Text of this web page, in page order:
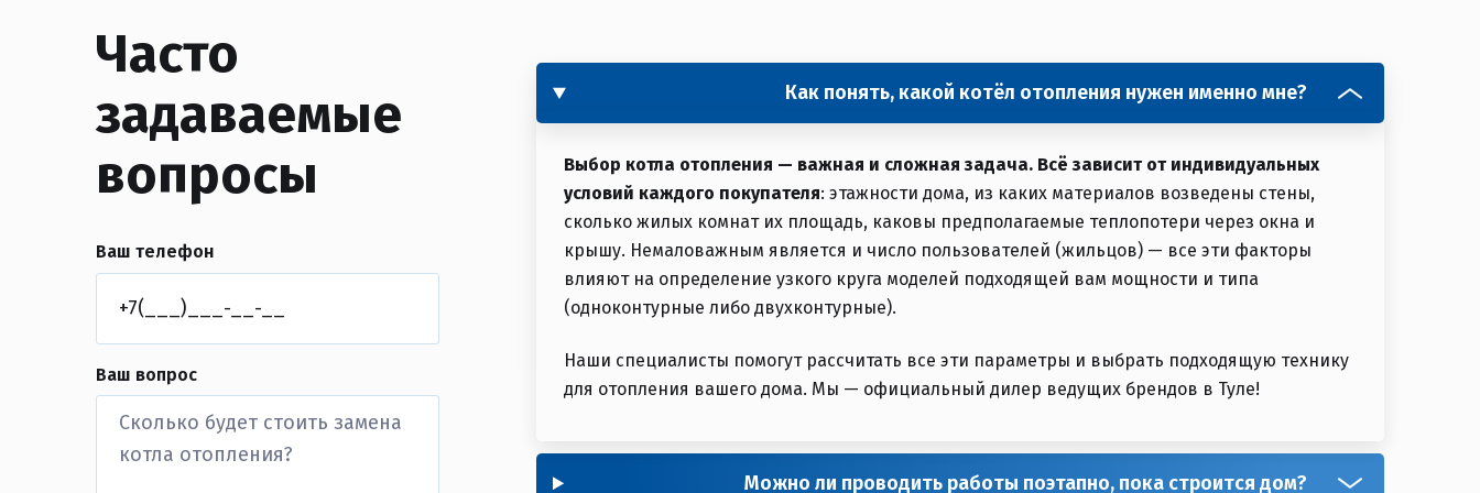
Часто
задаваемые
вопросы
Ваш телефон
Ваш вопрос
Как понять, какой котёл отопления нужен именно мне?
Выбор котла отопления — важная и сложная задача. Всё зависит от индивидуальных
условий каждого покупателя: этажности дома, из каких материалов возведены стены,
сколько жилых комнат их площадь, каковы предполагаемые теплопотери через окна и
крышу. Немаловажным является и число пользователей (жильцов) — все эти факторы
влияют на определение узкого круга моделей подходящей вам мощности и типа
(одноконтурные либо двухконтурные).
Наши специалисты помогут рассчитать все эти параметры и выбрать подходящую технику
для отопления вашего дома. Мы — официальный дилер ведущих брендов в Туле!
Можно ли проводить работы поэтапно, пока строится дом?